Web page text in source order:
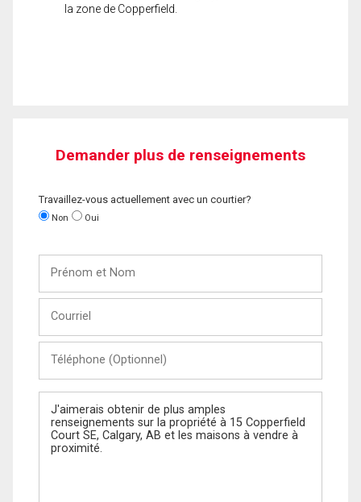
la zone de Copperfield.
Demander plus de renseignements
Travaillez-vous actuellement avec un courtier?
Non Oui
Nom
(Optionnel)
Message